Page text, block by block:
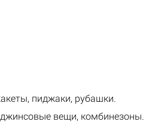
пиджаки, рубашки.
вещи, комбинезоны.